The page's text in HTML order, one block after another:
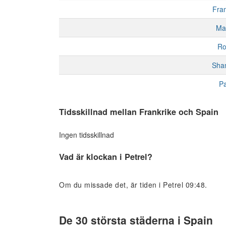
Tidsskillnad mellan Frankrike och Spain
Ingen tidsskillnad
Vad är klockan i Petrel?
Om du missade det, är tiden i Petrel 09:48.
De 30 största städerna i Spain